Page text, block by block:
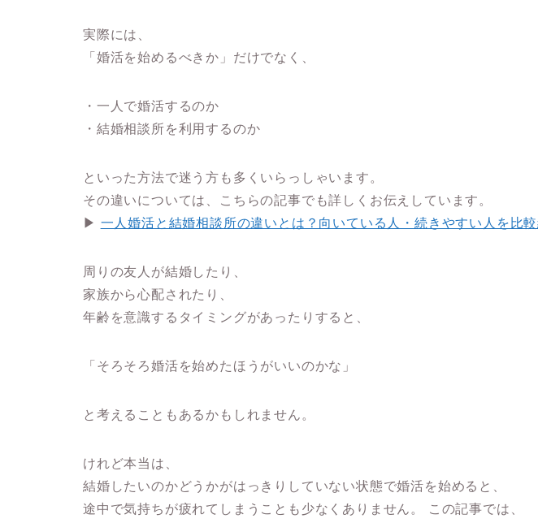
実際には、
「婚活を始めるべきか」だけでなく、
・一人で婚活するのか
・結婚相談所を利用するのか
といった方法で迷う方も多くいらっしゃいます。
その違いについては、こちらの記事でも詳しくお伝えしています。
▶ 一人婚活と結婚相談所の違いとは？向いている人・続きやすい人を比
周りの友人が結婚したり、
家族から心配されたり、
年齢を意識するタイミングがあったりすると、
「そろそろ婚活を始めたほうがいいのかな」
と考えることもあるかもしれません。
けれど本当は、
結婚したいのかどうかがはっきりしていない状態で婚活を始めると、
途中で気持ちが疲れてしまうことも少なくありません。
この記事では、